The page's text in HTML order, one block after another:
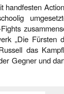
handfesten
„Die Fürsten
das
Gegner und